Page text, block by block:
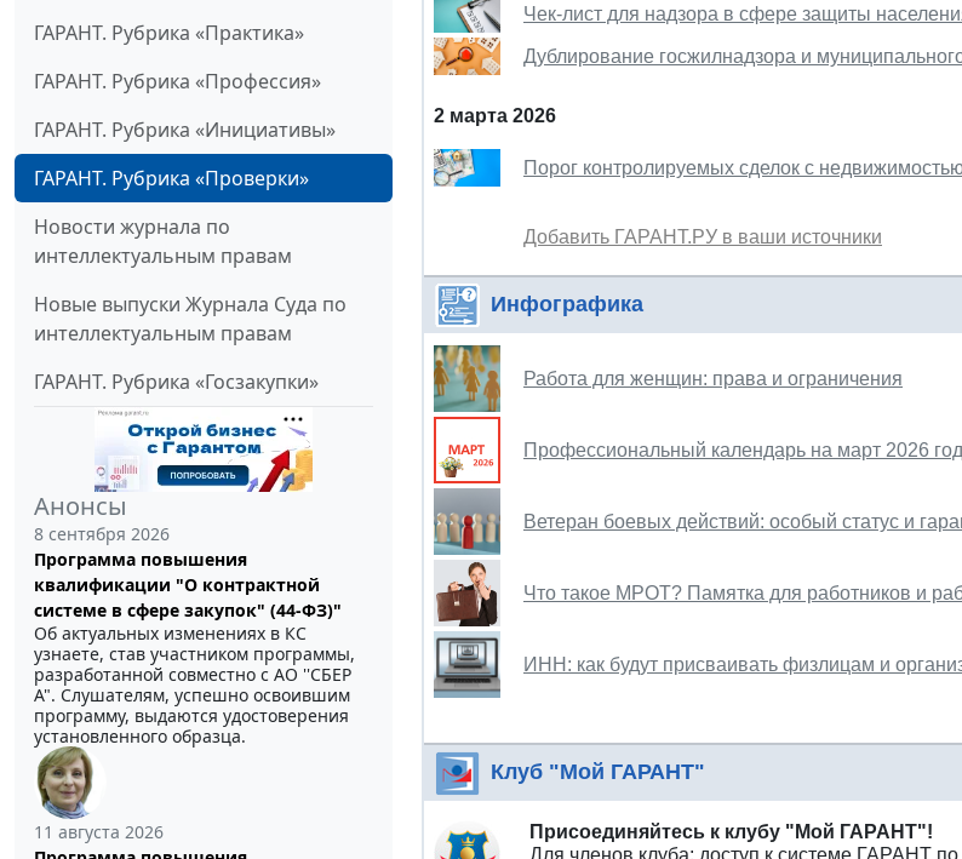
ГАРАНТ. Рубрика «Практика»
ГАРАНТ. Рубрика «Профессия»
ГАРАНТ. Рубрика «Инициативы»
ГАРАНТ. Рубрика «Проверки»
Новости журнала по
интеллектуальным правам
Новые выпуски Журнала Суда по
интеллектуальным правам
ГАРАНТ. Рубрика «Госзакупки»
Анонсы
8 сентября 2026
Программа повышения
квалификации "О контрактной
системе в сфере закупок" (44-ФЗ)"
Об актуальных изменениях в КС
узнаете, став участником программы,
разработанной совместно с АО ''СБЕР
А". Слушателям, успешно освоившим
программу, выдаются удостоверения
установленного образца.
11 августа 2026
Чек-лист для надзора в сфере защиты
Дублирование госжилнадзора и
2 марта 2026
Порог контролируемых сделок с
Добавить ГАРАНТ.РУ в ваши источники
Инфографика
Работа для женщин: права и ограничения
Профессиональный календарь на март 2026
Ветеран боевых действий: особый статус и
Что такое МРОТ? Памятка для работников и
ИНН: как будут присваивать физлицам и
Клуб "Мой ГАРАНТ"
Присоединяйтесь к клубу "Мой ГАРАНТ"!